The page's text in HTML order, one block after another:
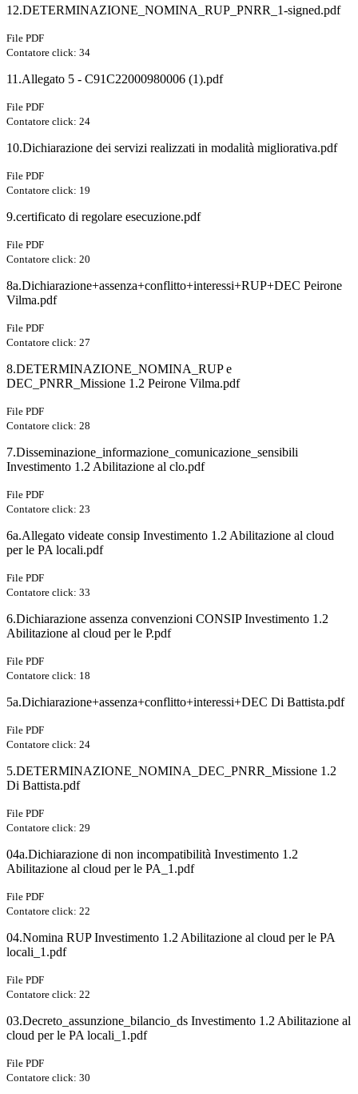
12.DETERMINAZIONE_NOMINA_RUP_PNRR_1-signed.pdf
File PDF
Contatore click: 34
11.Allegato 5 - C91C22000980006 (1).pdf
File PDF
Contatore click: 24
10.Dichiarazione dei servizi realizzati in modalità migliorativa.pdf
File PDF
Contatore click: 19
9.certificato di regolare esecuzione.pdf
File PDF
Contatore click: 20
8a.Dichiarazione+assenza+conflitto+interessi+RUP+DEC Peirone
Vilma.pdf
File PDF
Contatore click: 27
8.DETERMINAZIONE_NOMINA_RUP e
DEC_PNRR_Missione 1.2 Peirone Vilma.pdf
File PDF
Contatore click: 28
7.Disseminazione_informazione_comunicazione_sensibili
Investimento 1.2 Abilitazione al clo.pdf
File PDF
Contatore click: 23
6a.Allegato videate consip Investimento 1.2 Abilitazione al cloud
per le PA locali.pdf
File PDF
Contatore click: 33
6.Dichiarazione assenza convenzioni CONSIP Investimento 1.2
Abilitazione al cloud per le P.pdf
File PDF
Contatore click: 18
5a.Dichiarazione+assenza+conflitto+interessi+DEC Di Battista.pdf
File PDF
Contatore click: 24
5.DETERMINAZIONE_NOMINA_DEC_PNRR_Missione 1.2
Di Battista.pdf
File PDF
Contatore click: 29
04a.Dichiarazione di non incompatibilità Investimento 1.2
Abilitazione al cloud per le PA_1.pdf
File PDF
Contatore click: 22
04.Nomina RUP Investimento 1.2 Abilitazione al cloud per le PA
locali_1.pdf
File PDF
Contatore click: 22
03.Decreto_assunzione_bilancio_ds Investimento 1.2 Abilitazione al
cloud per le PA locali_1.pdf
File PDF
Contatore click: 30